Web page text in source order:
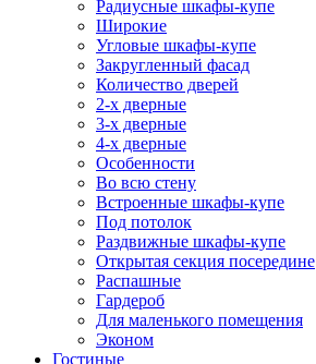
Радиусные шкафы-купе
Широкие
Угловые шкафы-купе
Закругленный фасад
Количество дверей
2-х дверные
3-х дверные
4-х дверные
Особенности
Во всю стену
Встроенные шкафы-купе
Под потолок
Раздвижные шкафы-купе
Открытая секция посередине
Распашные
Гардероб
Для маленького помещения
Эконом
Гостиные